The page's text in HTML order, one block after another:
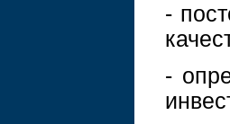
-
-